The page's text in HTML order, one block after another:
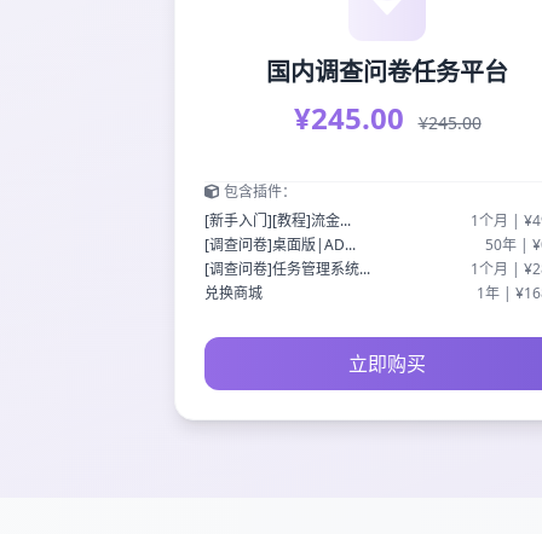
国内调查问卷任务平台
¥245.00 ¥245.00
包含插件：
[新手入门][教程]流金...
1个月 |
[调查问卷]桌面版|AD...
50年 |
[调查问卷]任务管理系统...
1个月 |
兑换商城
1年 |
立即购买